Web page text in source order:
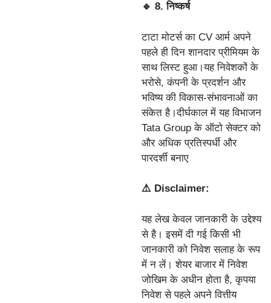
🔹 8. निष्कर्ष
टाटा मोटर्स का CV आर्म अपने
पहले ही दिन शानदार प्रीमियम के
साथ लिस्ट हुआ।यह निवेशकों के
भरोसे, कंपनी के प्रदर्शन और
भविष्य की विकास-संभावनाओं का
संकेत है।दीर्घकाल में यह विभाजन
Tata Group के ऑटो सेक्टर को
और अधिक प्रतिस्पर्धी और
पारदर्शी बनाए
⚠️ Disclaimer:
यह लेख केवल जानकारी के उद्देश्य
से है। इसमें दी गई किसी भी
जानकारी को निवेश सलाह के रूप
में न लें। शेयर बाजार में निवेश
जोखिम के अधीन होता है, कृपया
निवेश से पहले अपने वित्तीय